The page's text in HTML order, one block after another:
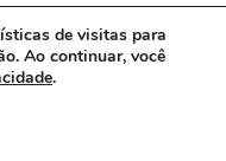
de visitas para
Ao continuar, você
.